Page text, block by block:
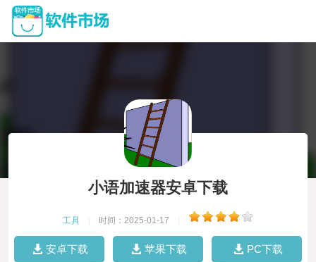
小语加速器安卓下载
工具 时间：2025-01-17
安卓下载 苹果下载 PC下载